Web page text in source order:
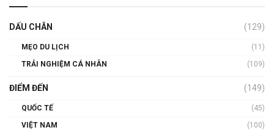
DẤU CHÂN (129)
MẸO DU LỊCH
(11)
TRẢI NGHIỆM CÁ NHÂN
(109)
ĐIỂM ĐẾN (149)
QUỐC TẾ
(45)
VIỆT NAM
(100)